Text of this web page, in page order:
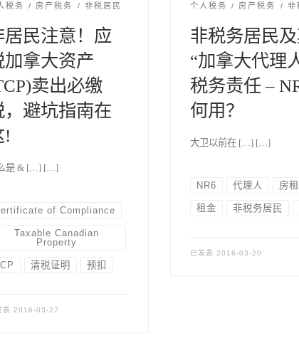
税务 房产税务 非税居民
居民注意！应
加拿大资产
卖出必缴
，避坑指南在
!
是 & […] […]
of Compliance
Taxable Canadian
Property
清税证明 预扣
表 2016-03-27
个人税务 房产税务 非
非税务居民
“加拿大代理
税务责任 –
何用？
大卫以前在 […] […]
NR6 代理人 房租
租金 非税务居民
已发表 2016-03-20